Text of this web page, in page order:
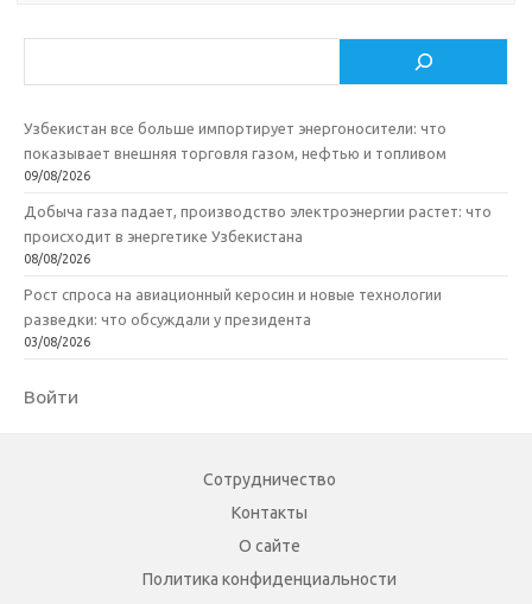
Узбекистан все больше импортирует энергоносители: что
показывает внешняя торговля газом, нефтью и топливом
09/08/2026
Добыча газа падает, производство электроэнергии растет: что
происходит в энергетике Узбекистана
08/08/2026
Рост спроса на авиационный керосин и новые технологии
разведки: что обсуждали у президента
03/08/2026
Войти
Сотрудничество
Контакты
О сайте
Политика конфиденциальности